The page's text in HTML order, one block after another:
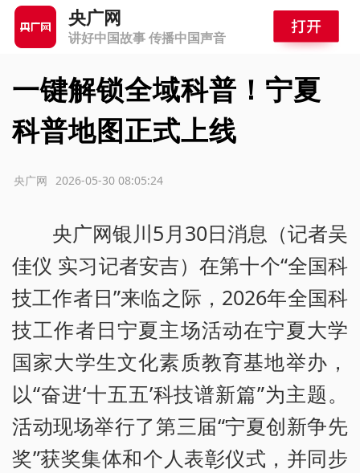
央广网
讲好中国故事 传播中国声音
一键解锁全域科普！宁夏
科普地图正式上线
2026-05-30 08:05:24
央广网
央广网银川5月30日消息（记者吴
佳仪 实习记者安吉）在第十个“全国科
技工作者日”来临之际，2026年全国科
技工作者日宁夏主场活动在宁夏大学
国家大学生文化素质教育基地举办，
以“奋进‘十五五’科技谱新篇”为主题。
活动现场举行了第三届“宁夏创新争先
奖”获奖集体和个人表彰仪式，并同步